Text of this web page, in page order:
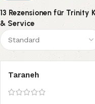
13 Rezensionen für Trinity
& Service
Taraneh